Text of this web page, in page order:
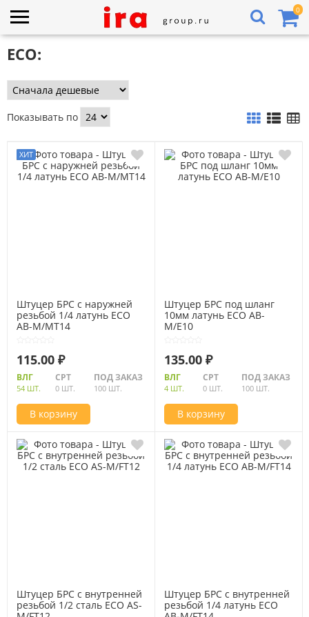
0
ECO:
Показывать по
Штуцер БРС с наружней
резьбой 1/4 латунь ECO
AB-M/MT14
115.00 ₽
ВЛГ
54 ШТ.
СРТ
0 ШТ.
ПОД ЗАКАЗ
100 ШТ.
В корзину
Штуцер БРС под шланг
10мм латунь ECO AB-
M/E10
135.00 ₽
ВЛГ
4 ШТ.
СРТ
0 ШТ.
ПОД ЗАКАЗ
100 ШТ.
В корзину
Штуцер БРС с внутренней
резьбой 1/2 сталь ECO AS-
Штуцер БРС с внутренней
резьбой 1/4 латунь ECO